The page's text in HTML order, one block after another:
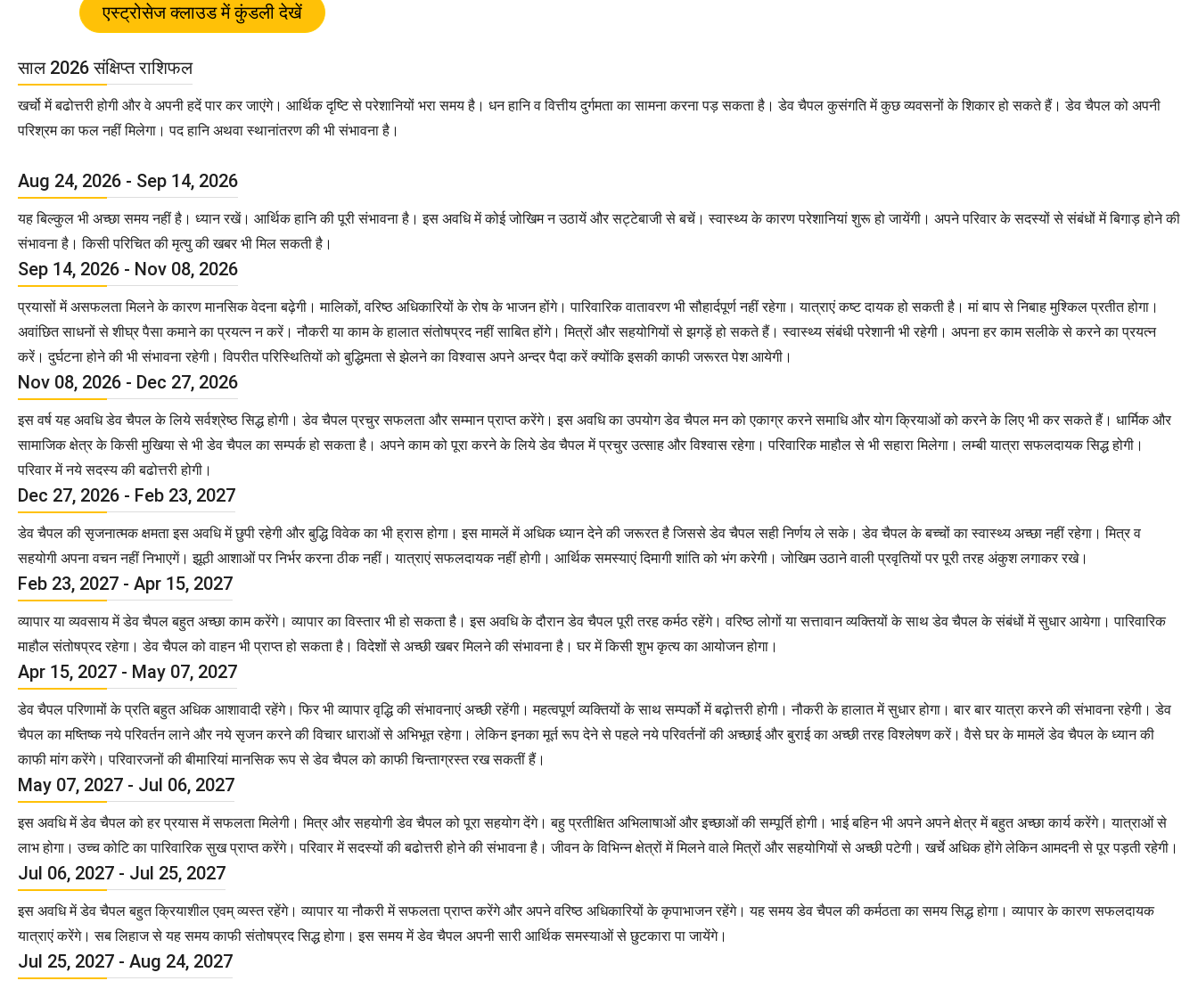
साल 2026 संक्षिप्त राशिफल
खर्चो में बढोत्तरी होगी और वे अपनी हदें पार कर जाएंगे। आर्थिक दृष्टि से परेशानियों भरा समय है। धन हानि व वित्तीय दुर्गमता का सामना करना पड़ सकता है। डेव चैपल कुसंगति में कुछ व्यवसनों के शिकार हो सकते हैं। डेव चैपल को अपनी
परिश्रम का फल नहीं मिलेगा। पद हानि अथवा स्थानांतरण की भी संभावना है।
Aug 24, 2026 - Sep 14, 2026
यह बिल्कुल भी अच्छा समय नहीं है। ध्यान रखें। आर्थिक हानि की पूरी संभावना है। इस अवधि में कोई जोखिम न उठायें और सट्टेबाजी से बचें। स्वास्थ्य के कारण परेशानियां शुरू हो जायेंगी। अपने परिवार के सदस्यों से संबंधों में बिगाड़ होने की
संभावना है। किसी परिचित की मृत्यु की खबर भी मिल सकती है।
Sep 14, 2026 - Nov 08, 2026
प्रयासों में असफलता मिलने के कारण मानसिक वेदना बढ़ेगी। मालिकों, वरिष्ठ अधिकारियों के रोष के भाजन होंगे। पारिवारिक वातावरण भी सौहार्दपूर्ण नहीं रहेगा। यात्राएं कष्ट दायक हो सकती है। मां बाप से निबाह मुश्किल प्रतीत होगा।
अवांछित साधनों से शीघ्र पैसा कमाने का प्रयत्न न करें। नौकरी या काम के हालात संतोषप्रद नहीं साबित होंगे। मित्रों और सहयोगियों से झगड़ें हो सकते हैं। स्वास्थ्य संबंधी परेशानी भी रहेगी। अपना हर काम सलीके से करने का प्रयत्न
करें। दुर्घटना होने की भी संभावना रहेगी। विपरीत परिस्थितियों को बुद्धिमता से झेलने का विश्वास अपने अन्दर पैदा करें क्योंकि इसकी काफी जरूरत पेश आयेगी।
Nov 08, 2026 - Dec 27, 2026
इस वर्ष यह अवधि डेव चैपल के लिये सर्वश्रेष्ठ सिद्ध होगी। डेव चैपल प्रचुर सफलता और सम्मान प्राप्त करेंगे। इस अवधि का उपयोग डेव चैपल मन को एकाग्र करने समाधि और योग क्रियाओं को करने के लिए भी कर सकते हैं। धार्मिक और
सामाजिक क्षेत्र के किसी मुखिया से भी डेव चैपल का सम्पर्क हो सकता है। अपने काम को पूरा करने के लिये डेव चैपल में प्रचुर उत्साह और विश्वास रहेगा। परिवारिक माहौल से भी सहारा मिलेगा। लम्बी यात्रा सफलदायक सिद्ध होगी।
परिवार में नये सदस्य की बढोत्तरी होगी।
Dec 27, 2026 - Feb 23, 2027
डेव चैपल की सृजनात्मक क्षमता इस अवधि में छुपी रहेगी और बुद्धि विवेक का भी ह्रास होगा। इस मामलें में अधिक ध्यान देने की जरूरत है जिससे डेव चैपल सही निर्णय ले सके। डेव चैपल के बच्चों का स्वास्थ्य अच्छा नहीं रहेगा। मित्र व
सहयोगी अपना वचन नहीं निभाएगें। झूठी आशाओं पर निर्भर करना ठीक नहीं। यात्राएं सफलदायक नहीं होगी। आर्थिक समस्याएं दिमागी शांति को भंग करेगी। जोखिम उठाने वाली प्रवृतियों पर पूरी तरह अंकुश लगाकर रखे।
Feb 23, 2027 - Apr 15, 2027
व्यापार या व्यवसाय में डेव चैपल बहुत अच्छा काम करेंगे। व्यापार का विस्तार भी हो सकता है। इस अवधि के दौरान डेव चैपल पूरी तरह कर्मठ रहेंगे। वरिष्ठ लोगों या सत्तावान व्यक्तियों के साथ डेव चैपल के संबंधों में सुधार आयेगा। पारिवारिक
माहौल संतोषप्रद रहेगा। डेव चैपल को वाहन भी प्राप्त हो सकता है। विदेशों से अच्छी खबर मिलने की संभावना है। घर में किसी शुभ कृत्य का आयोजन होगा।
Apr 15, 2027 - May 07, 2027
डेव चैपल परिणामों के प्रति बहुत अधिक आशावादी रहेंगे। फिर भी व्यापार वृद्धि की संभावनाएं अच्छी रहेंगी। महत्वपूर्ण व्यक्तियों के साथ सम्पर्को में बढ़ोत्तरी होगी। नौकरी के हालात में सुधार होगा। बार बार यात्रा करने की संभावना रहेगी। डेव
चैपल का मष्तिष्क नये परिवर्तन लाने और नये सृजन करने की विचार धाराओं से अभिभूत रहेगा। लेकिन इनका मूर्त रूप देने से पहले नये परिवर्तनों की अच्छाई और बुराई का अच्छी तरह विश्लेषण करें। वैसे घर के मामलें डेव चैपल के ध्यान की
काफी मांग करेंगे। परिवारजनों की बीमारियां मानसिक रूप से डेव चैपल को काफी चिन्ताग्रस्त रख सकतीं हैं।
May 07, 2027 - Jul 06, 2027
इस अवधि में डेव चैपल को हर प्रयास में सफलता मिलेगी। मित्र और सहयोगी डेव चैपल को पूरा सहयोग देंगे। बहु प्रतीक्षित अभिलाषाओं और इच्छाओं की सम्पूर्ति होगी। भाई बहिन भी अपने अपने क्षेत्र में बहुत अच्छा कार्य करेंगे। यात्राओं से
लाभ होगा। उच्च कोटि का पारिवारिक सुख प्राप्त करेंगे। परिवार में सदस्यों की बढोत्तरी होने की संभावना है। जीवन के विभिन्न क्षेत्रों में मिलने वाले मित्रों और सहयोगियों से अच्छी पटेगी। खर्चे अधिक होंगे लेकिन आमदनी से पूर पड़ती रहेगी।
Jul 06, 2027 - Jul 25, 2027
इस अवधि में डेव चैपल बहुत क्रियाशील एवम् व्यस्त रहेंगे। व्यापार या नौकरी में सफलता प्राप्त करेंगे और अपने वरिष्ठ अधिकारियों के कृपाभाजन रहेंगे। यह समय डेव चैपल की कर्मठता का समय सिद्ध होगा। व्यापार के कारण सफलदायक
यात्राएं करेंगे। सब लिहाज से यह समय काफी संतोषप्रद सिद्ध होगा। इस समय में डेव चैपल अपनी सारी आर्थिक समस्याओं से छुटकारा पा जायेंगे।
Jul 25, 2027 - Aug 24, 2027